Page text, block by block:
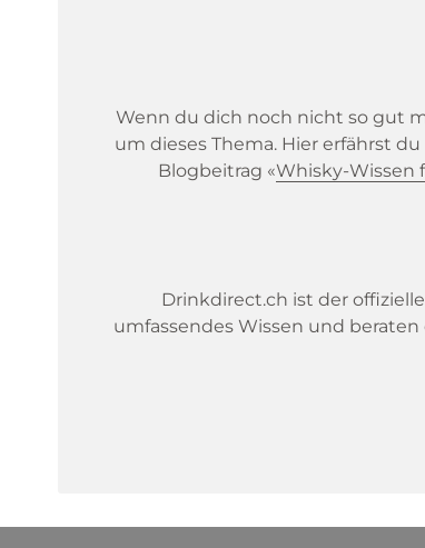
Wenn du dich noch nicht so gut
um dieses Thema. Hier erfährst
Blogbeitrag «Whisky-Wissen
Drinkdirect.ch ist der
umfassendes Wissen und